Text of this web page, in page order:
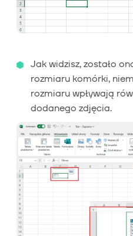
Jak widzisz, zostało
rozmiaru komórki,
rozmiaru wpływają
dodanego zdjęcia.